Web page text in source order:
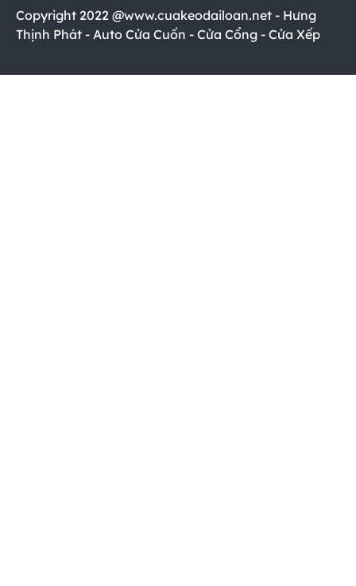
Copyright 2022 @www.cuakeodailoan.net - Hưng
Thịnh Phát - Auto Cửa Cuốn - Cửa Cổng - Cửa Xếp